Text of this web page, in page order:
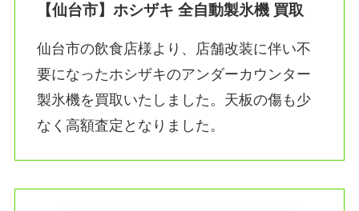
【仙台市】ホシザキ 全自動製氷機 買取
仙台市の飲食店様より、店舗改装に伴い不
要になったホシザキのアンダーカウンター
製氷機を買取いたしました。天板の傷も少
なく高額査定となりました。